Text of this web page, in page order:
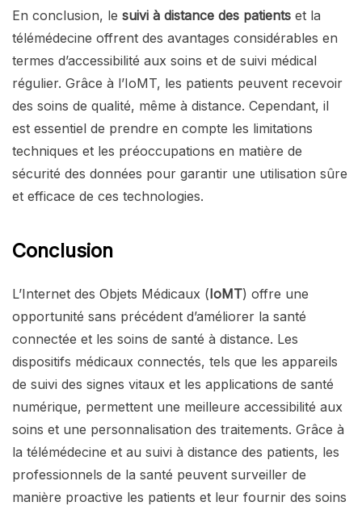
En conclusion, le suivi à distance des patients et la
télémédecine offrent des avantages considérables en
termes d’accessibilité aux soins et de suivi médical
régulier. Grâce à l’IoMT, les patients peuvent recevoir
des soins de qualité, même à distance. Cependant, il
est essentiel de prendre en compte les limitations
techniques et les préoccupations en matière de
sécurité des données pour garantir une utilisation sûre
et efficace de ces technologies.
Conclusion
L’Internet des Objets Médicaux (IoMT) offre une
opportunité sans précédent d’améliorer la santé
connectée et les soins de santé à distance. Les
dispositifs médicaux connectés, tels que les appareils
de suivi des signes vitaux et les applications de santé
numérique, permettent une meilleure accessibilité aux
soins et une personnalisation des traitements. Grâce à
la télémédecine et au suivi à distance des patients, les
professionnels de la santé peuvent surveiller de
manière proactive les patients et leur fournir des soins